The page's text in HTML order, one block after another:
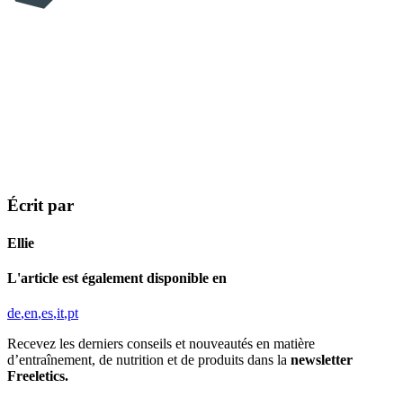
Écrit par
Ellie
L'article est également disponible en
de en es it pt
Recevez les derniers conseils et nouveautés en matière
d’entraînement, de nutrition et de produits dans la newsletter
Freeletics.